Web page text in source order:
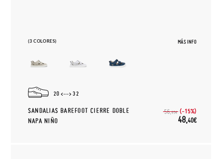
(3 COLORES) MÁS INFO
20 32
SANDALIAS BAREFOOT CIERRE DOBLE
NAPA NIÑO
56,95€ (-15%)
48,40€